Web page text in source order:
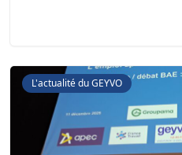
L'actualité du GEYVO